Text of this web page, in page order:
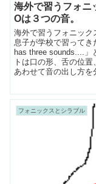
海外で習うフォニ
Oは３つの音。
海外で習うフォニック
息子が学校で習って
has three sounds....」
トは口の形、舌の位
あわせて音の出し方を
フォニックスとシラブル